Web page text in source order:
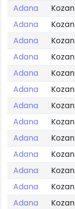
Adana
Kozan
Adana
Kozan
Adana
Kozan
Adana
Kozan
Adana
Kozan
Adana
Kozan
Adana
Kozan
Adana
Kozan
Adana
Kozan
Adana
Kozan
Adana
Kozan
Adana
Kozan
Adana
Kozan